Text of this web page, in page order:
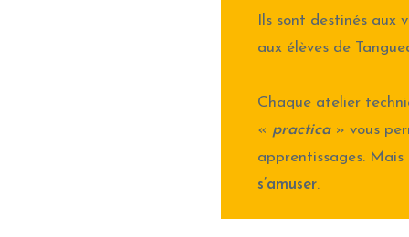
Ils sont destinés
aux élèves de
Chaque atelier
« practica» vous
apprentissages.
s’amuser.